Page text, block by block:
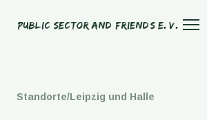
Public Sector and Friends e. V.
Standorte/Leipzig und Halle